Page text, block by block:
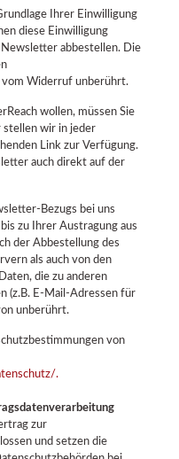
Ihrer Einwilligung
diese Einwilligung
abbestellen. Die
Widerruf unberührt.
wollen, müssen Sie
wir in jeder
Link zur Verfügung.
auch direkt auf der
Bezugs bei uns
zu Ihrer Austragung aus
der Abbestellung des
als auch von den
die zu anderen
(z.B. E-Mail-Adressen für
unberührt.
von
.
zur
und setzen die